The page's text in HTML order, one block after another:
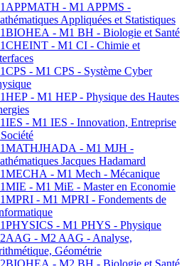
- M1 APPMS -
Appliquées et Statistiques
- M1 BH - Biologie et Santé
- M1 CI - Chimie et
- M1 CPS - Système Cyber
- M1 HEP - Physique des Hautes
- M1 IES - Innovation, Entreprise
- M1 MJH -
Jacques Hadamard
- M1 Mech - Mécanique
- M1 MiE - Master en Economie
- M1 MPRI - Fondements de
- M1 PHYS - Physique
- M2 AAG - Analyse,
Géométrie
- M2 BH - Biologie et Santé